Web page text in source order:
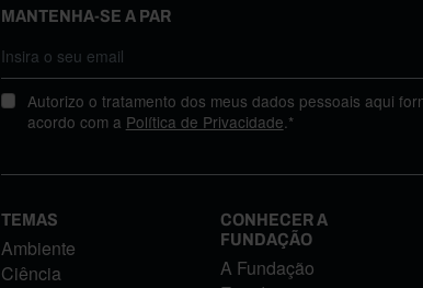
MANTENHA-SE A PAR
Autorizo o tratamento dos meus dados pessoais aqui
acordo com a Política de Privacidade.*
TEMAS
Ambiente
Ciência
CONHECER A
FUNDAÇÃO
A Fundação